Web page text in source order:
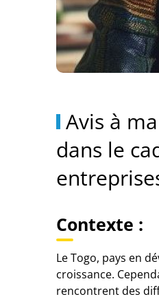
Avis à
dans le
Contexte :
Le Togo, pays en
croissance.
rencontrent des